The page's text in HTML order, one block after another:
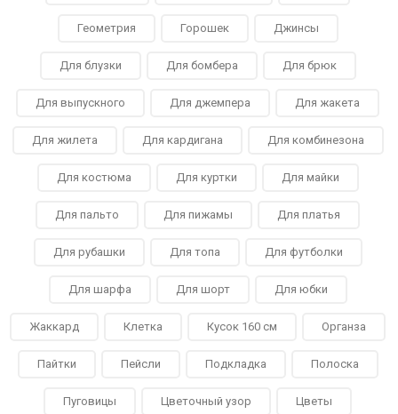
Геометрия Горошек Джинсы
Для блузки Для бомбера Для брюк
Для выпускного Для джемпера Для жакета
Для жилета Для кардигана Для комбинезона
Для костюма Для куртки Для майки
Для пальто Для пижамы Для платья
Для рубашки Для топа Для футболки
Для шарфа Для шорт Для юбки
Жаккард Клетка Кусок 160 см Органза
Пайтки Пейсли Подкладка Полоска
Пуговицы Цветочный узор Цветы